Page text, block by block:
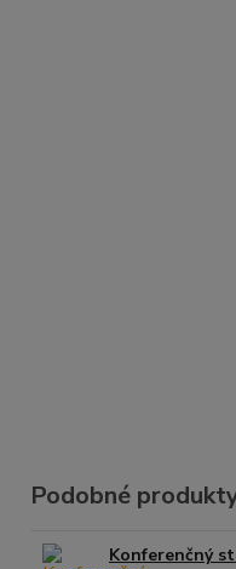
Podobné
Konferenčný